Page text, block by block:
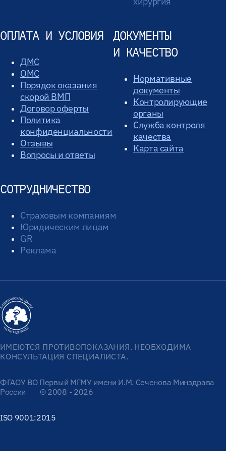
ОПЛАТА И УСЛОВИЯ
ДМС
ОМС
Порядок оказания
скорой ВМП
Договор оферты
Политика
конфиденциальности
Отзывы
Вопросы и ответы
ДОКУМЕНТЫ
И КАЧЕСТВО
Нормативные
документы
Контролирующие
органы
Служба контроля
качества
Карта сайта
СОТРУДНИЧЕСТВО
Страховым компаниям
Юридическим лицам
GR
Реклама
ИМЕЮТСЯ ПРОТИВОПОКАЗАНИЯ. НЕОБХОДИМА
КОНСУЛЬТАЦИЯ СПЕЦИАЛИСТА.
ФГАОУ ВО Первый МГМУ имени И.М. Сеченова Минздрава
России
© 2008 - 2026
ISO 9001:2015